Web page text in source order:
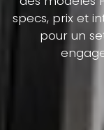
specs, prix et
pour un